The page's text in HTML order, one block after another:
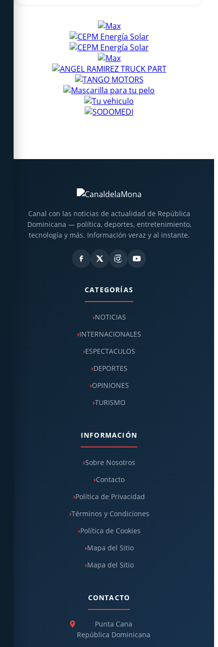
Canal con las noticias de actualidad de República
Dominicana — política, deportes, entretenimiento,
tecnología y más. Información veraz y al instante.
CATEGORÍAS
NOTICIAS
INTERNACIONALES
ESPECTACULOS
DEPORTES
OPINIONES
TURISMO
INFORMACIÓN
Sobre Nosotros
Contacto
Política de Privacidad
Términos y Condiciones
Política de Cookies
Mapa del Sitio
Mapa del Sitio
CONTACTO
Punta Cana
República Dominicana